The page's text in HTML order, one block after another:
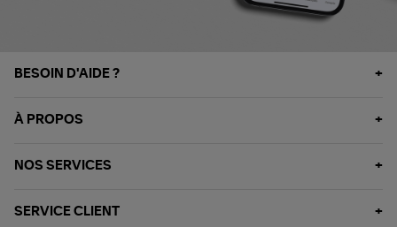
BESOIN D'AIDE ?
À PROPOS
NOS SERVICES
SERVICE CLIENT